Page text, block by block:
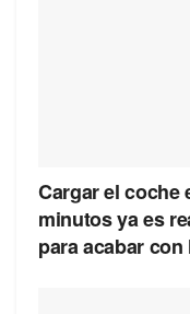
Cargar el coche
minutos ya es
para acabar